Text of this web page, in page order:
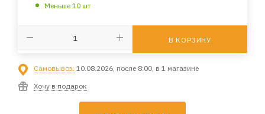
Меньше 10 шт
В КОРЗИНУ
Самовывоз: 10.08.2026, после 8:00, в 1 магазине
Хочу в подарок